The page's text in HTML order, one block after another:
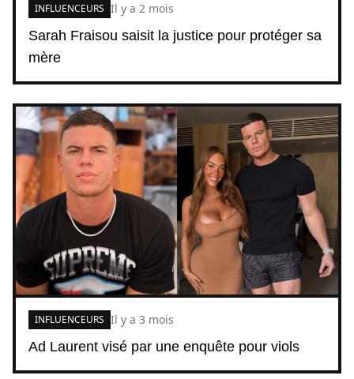
Sarah Fraisou saisit la justice pour protéger sa
mère
INFLUENCEURS Il y a 2 mois
Ad Laurent visé par une enquête pour viols
INFLUENCEURS Il y a 3 mois